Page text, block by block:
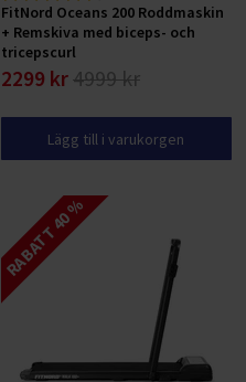
FitNord Oceans 200 Roddmaskin
+ Remskiva med biceps- och
tricepscurl
2299 kr4999 kr
Lägg till i varukorgen
RABATT 40 %